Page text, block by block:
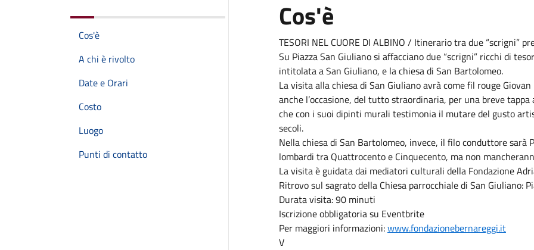
Cos'è
A chi è rivolto
Date e Orari
Costo
Luogo
Punti di contatto
Cos'è
TESORI NEL CUORE DI ALBINO / Itinerario tra due “scrigni”
Su Piazza San Giuliano si affacciano due “scrigni” ricchi di
intitolata a San Giuliano, e la chiesa di San Bartolomeo.
La visita alla chiesa di San Giuliano avrà come fil rouge
anche l’occasione, del tutto straordinaria, per una breve
che con i suoi dipinti murali testimonia il mutare del gusto
secoli.
Nella chiesa di San Bartolomeo, invece, il filo conduttore
lombardi tra Quattrocento e Cinquecento, ma non
La visita è guidata dai mediatori culturali della Fondazione
Ritrovo sul sagrato della Chiesa parrocchiale di San Giuliano:
Durata visita: 90 minuti
Iscrizione obbligatoria su Eventbrite
Per maggiori informazioni:www.fondazionebernareggi.it
V